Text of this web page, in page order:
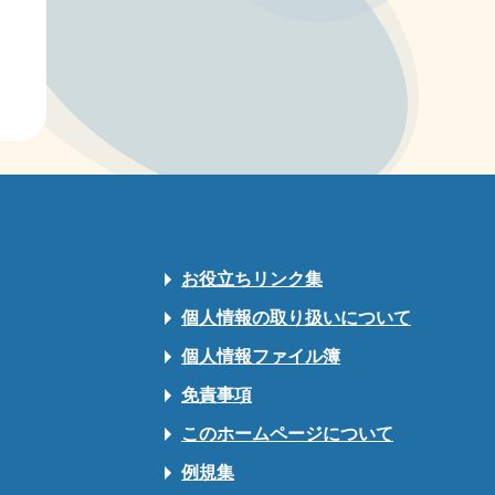
お役立ちリンク集
個人情報の取り扱いについて
個人情報ファイル簿
免責事項
このホームページについて
例規集